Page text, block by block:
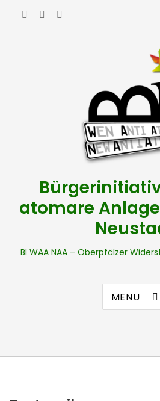
atomare
BI WAA NAA – Oberpfälzer
MENU